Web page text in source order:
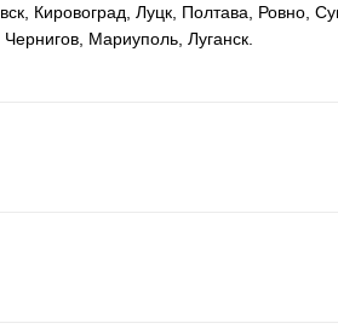
Кировоград, Луцк, Полтава, Ровно,
Мариуполь, Луганск.